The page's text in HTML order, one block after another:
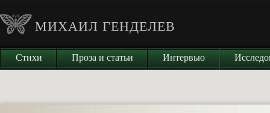
МИХАИЛ ГЕНДЕЛЕВ
Стихи Проза и статьи Интервью